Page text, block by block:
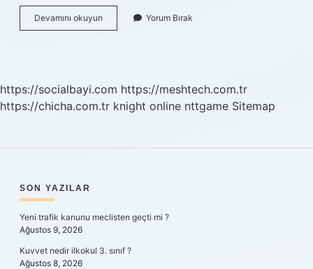
Devamını okuyun
Kadını
Yorum Bırak
https://socialbayi.com https://meshtech.com.tr
https://chicha.com.tr knight online nttgame Sitemap
SIDEBAR
SON YAZILAR
Yeni trafik kanunu meclisten geçti mi ?
Ağustos 9, 2026
Kuvvet nedir ilkokul 3. sınıf ?
Ağustos 8, 2026